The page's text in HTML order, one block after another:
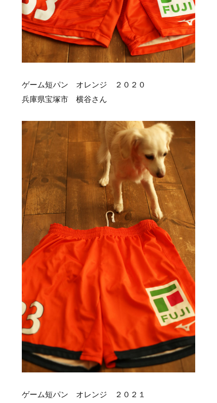
ゲーム短パン オレンジ ２０２０
兵庫県宝塚市 横谷さん
ゲーム短パン オレンジ ２０２１